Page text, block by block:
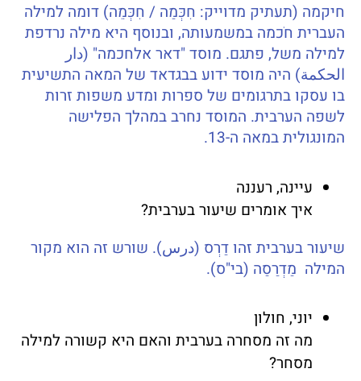
חיקמה (תעתיק מדוייק: חִכְּמַה / חִכְּמֵה) דומה למילה
העברית חֹכמה במשמעותה, ובנוסף היא מילה נרדפת
למילה משל, פתגם. מוסד "דאר אלחכמה" (دار
الحكمة) היה מוסד ידוע בבגדאד של המאה התשיעית
בו עסקו בתרגומים של ספרות ומדע משפות זרות
לשפה הערבית. המוסד נחרב במהלך הפלישה
המונגולית במאה ה-13.
עיינה, רעננה
איך אומרים שיעור בערבית?
שיעור בערבית זהו דַרְס (درس). שורש זה הוא מקור
המילה מַדְרַסַה (בי"ס).
יוני, חולון
מה זה מסחרה בערבית והאם היא קשורה למילה
מסחר?